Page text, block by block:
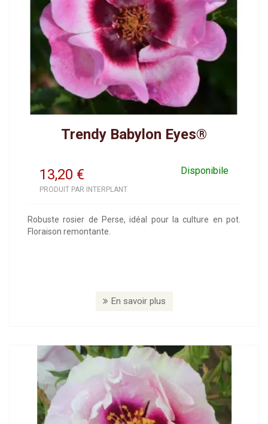
Trendy Babylon Eyes®
13,20 Disponibile
€
PRODUIT PAR INTERPLANT
Robuste rosier de Perse, idéal pour la culture en pot.
Floraison remontante.
En savoir plus